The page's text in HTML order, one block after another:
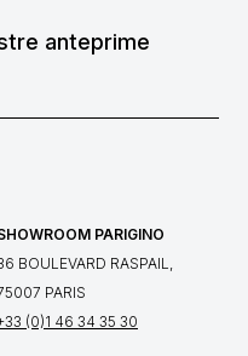
anteprime
PARIGINO
BOULEVARD RASPAIL,
PARIS
(0)1 46 34 35 30